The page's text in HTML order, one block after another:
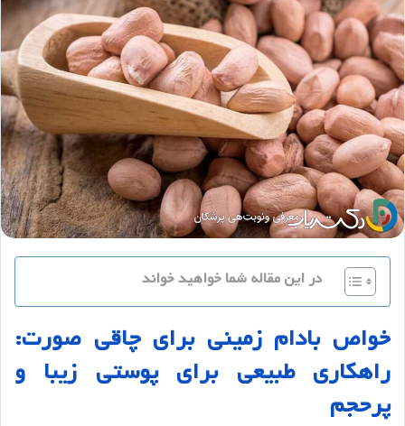
در این مقاله شما خواهید خواند
خواص بادام زمینی برای چاقی صورت:
راهکاری طبیعی برای پوستی زیبا و
پرحجم